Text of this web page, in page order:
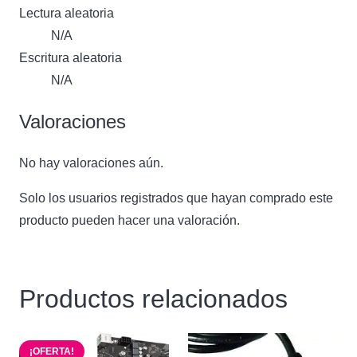
Lectura aleatoria
N/A
Escritura aleatoria
N/A
Valoraciones
No hay valoraciones aún.
Solo los usuarios registrados que hayan comprado este
producto pueden hacer una valoración.
Productos relacionados
¡OFERTA!